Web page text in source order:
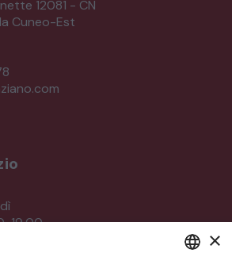
12081 - CN
Cuneo-Est
19,00
×